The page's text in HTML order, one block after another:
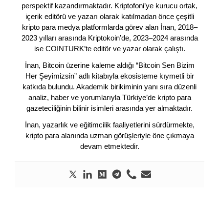
perspektif kazandırmaktadır. Kriptofoni’ye kurucu ortak,
içerik editörü ve yazarı olarak katılmadan önce çeşitli
kripto para medya platformlarda görev alan İnan, 2018–
2023 yılları arasında Kriptokoin’de, 2023–2024 arasında
ise COINTURK’te editör ve yazar olarak çalıştı.
İnan, Bitcoin üzerine kaleme aldığı “Bitcoin Sen Bizim
Her Şeyimizsin” adlı kitabıyla ekosisteme kıymetli bir
katkıda bulundu. Akademik birikiminin yanı sıra düzenli
analiz, haber ve yorumlarıyla Türkiye’de kripto para
gazeteciliğinin bilinir isimleri arasında yer almaktadır.
İnan, yazarlık ve eğitimcilik faaliyetlerini sürdürmekte,
kripto para alanında uzman görüşleriyle öne çıkmaya
devam etmektedir.